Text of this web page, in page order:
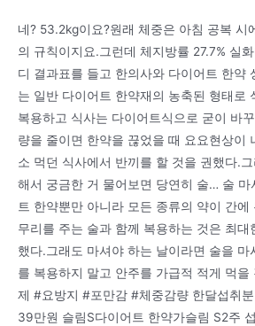
네? 53.2kg이요?원래 체중은 아침 공복 시
의 규칙이지요.그런데 체지방률 27.7% 실
디 결과표를 들고 한의사와 다이어트 한약
는 일반 다이어트 한약재의 농축된 형태로
복용하고 식사는 다이어트식으로 굳이 바
량을 줄이면 한약을 끊었을 때 요요현상이
소 먹던 식사에서 반끼를 할 것을 권했다.
해서 궁금한 거 물어보면 당연히 술… 술 마
트 한약뿐만 아니라 모든 종류의 약이 간에
무리를 주는 술과 함께 복용하는 것은 최대
했다.그래도 마셔야 하는 날이라면 술을 마
를 복용하지 말고 안주를 가급적 적게 먹을
제 #요방지 #포만감 #체중감량 한달섭취
39만원 슬림S다이어트 한약가슬림 S2주